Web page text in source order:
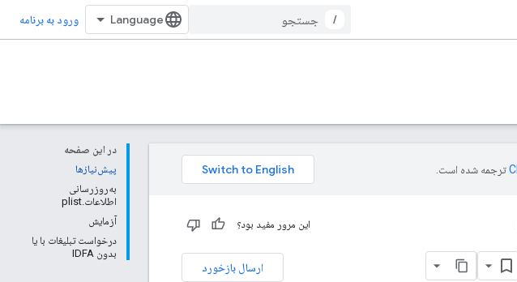
/ ورود به برنامه
در این صفحه
پیش‌نیازها
به‌روزرسانی
اطلاعات.plist
آزمایش
درخواست تبلیغات با یا
بدون IDFA
ترجمه شده است.
این مرور مفید بود؟
ارسال بازخورد